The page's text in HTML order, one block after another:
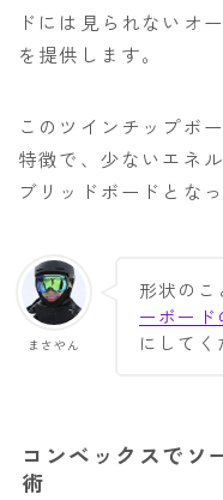
ドには見られないオ
を提供します。
このツインチップボ
特徴で、少ないエネ
ブリッドボードとな
まさやん
形状のこ
ーボード
にしてく
コンベックスでソ
術